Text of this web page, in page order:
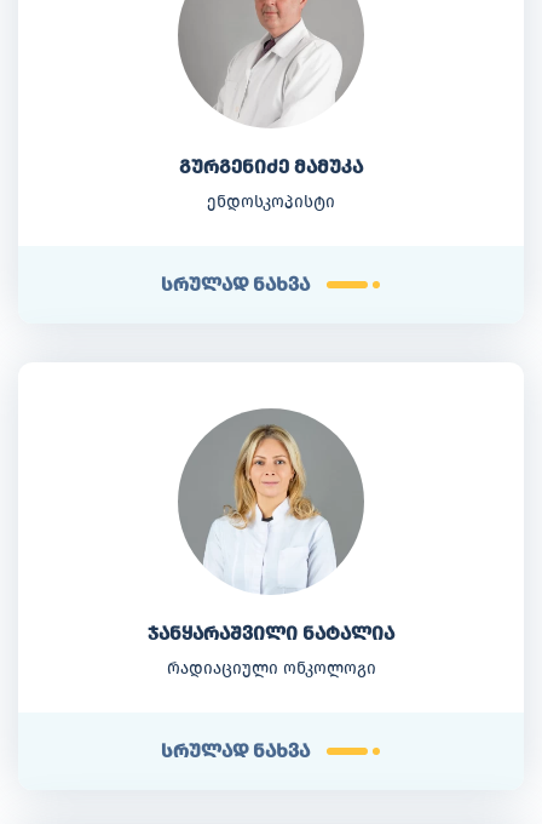
გურგენიძე მამუკა
ენდოსკოპისტი
სრულად ნახვა
ჯანყარაშვილი ნატალია
რადიაციული ონკოლოგი
სრულად ნახვა